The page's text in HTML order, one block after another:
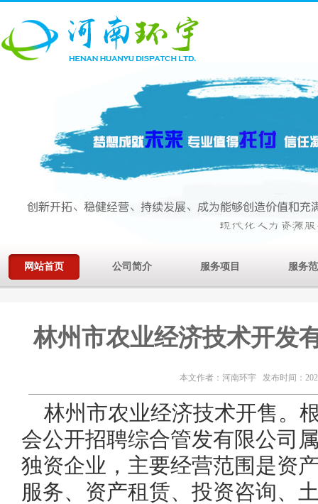
网站首页 公司简介 服务项目 服务
林州市农业经济技术开发
本文作者：河南环宇 发布时间：
林州市农业经济技术开售。
会公开招聘综合管发有限公司
独资企业，主要经营范围是资
服务、资产租赁、投资咨询、